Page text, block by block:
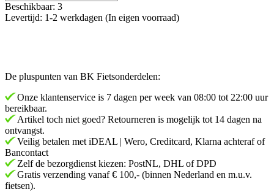
Beschikbaar: 3
Levertijd: 1-2 werkdagen (In eigen voorraad)
De pluspunten van BK Fietsonderdelen:
Onze klantenservice is 7 dagen per week van 08:00 tot 22:00 uur
bereikbaar.
Artikel toch niet goed? Retourneren is mogelijk tot 14 dagen na
ontvangst.
Veilig betalen met iDEAL | Wero, Creditcard, Klarna achteraf of
Bancontact
Zelf de bezorgdienst kiezen: PostNL, DHL of DPD
Gratis verzending vanaf € 100,- (binnen Nederland en m.u.v.
fietsen).